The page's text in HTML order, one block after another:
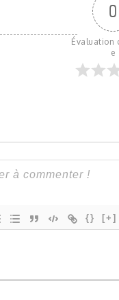
0
Évaluation
e
{} [+]